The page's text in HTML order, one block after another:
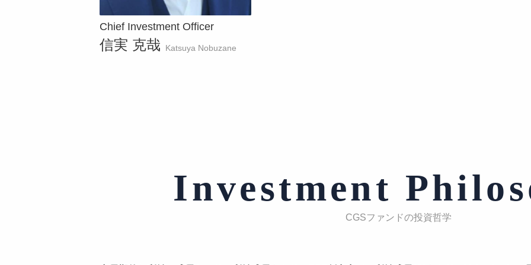
Chief Investment Officer
信実 克哉 Katsuya Nobuzane
Investment
CGSファンドの投資哲学